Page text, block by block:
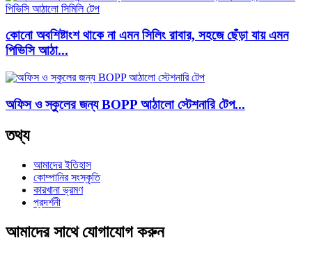
কোনো অবশিষ্টাংশ থাকে না এমন সিলিং রাবার, সহজে ছেঁড়া যায় এমন
পিভিসি আঠা...
অফিস ও স্কুলের জন্য BOPP আঠালো স্টেশনারি টেপ...
তথ্য
আমাদের ইতিহাস
কোম্পানির সংস্কৃতি
কারখানা ভ্রমণ
প্রদর্শনী
আমাদের সাথে যোগাযোগ করুন